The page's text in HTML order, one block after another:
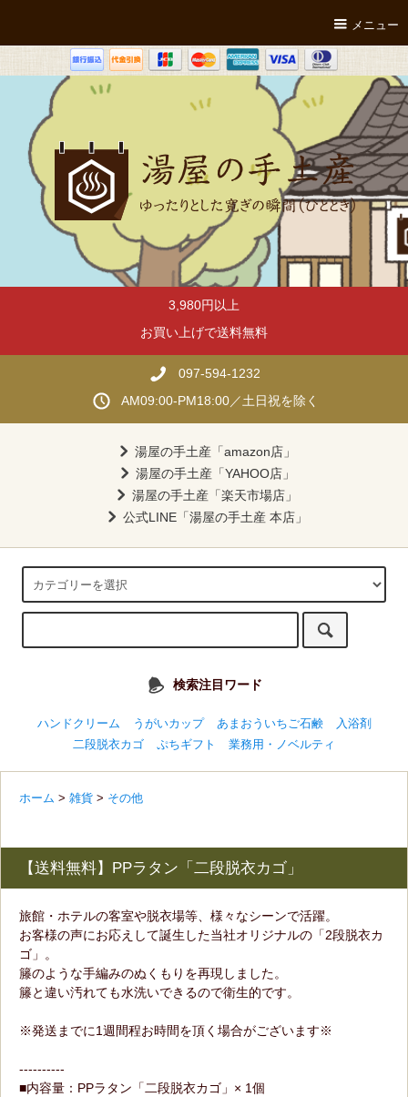
メニュー
3,980円以上
お買い上げで送料無料
097-594-1232
AM09:00-PM18:00／土日祝を除く
湯屋の手土産「amazon店」
湯屋の手土産「YAHOO店」
湯屋の手土産「楽天市場店」
公式LINE「湯屋の手土産 本店」
検索注目ワード
ハンドクリーム うがいカップ あまおういちご石鹸
入浴剤
二段脱衣カゴ
ぷちギフト 業務用・ノベルティ
ホーム > 雑貨 > その他
【送料無料】PPラタン「二段脱衣カゴ」
旅館・ホテルの客室や脱衣場等、様々なシーンで活躍。
お客様の声にお応えして誕生した当社オリジナルの「2段脱衣カ
ゴ」。
籐のような手編みのぬくもりを再現しました。
籐と違い汚れても水洗いできるので衛生的です。
※発送までに1週間程お時間を頂く場合がございます※
----------
■内容量：PPラタン「二段脱衣カゴ」× 1個